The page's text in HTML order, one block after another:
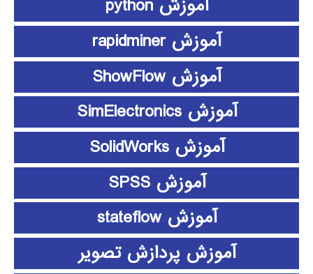
آموزش python
آموزش rapidminer
آموزش ShowFlow
آموزش SimElectronics
آموزش SolidWorks
آموزش SPSS
آموزش stateflow
آموزش پردازش تصویر